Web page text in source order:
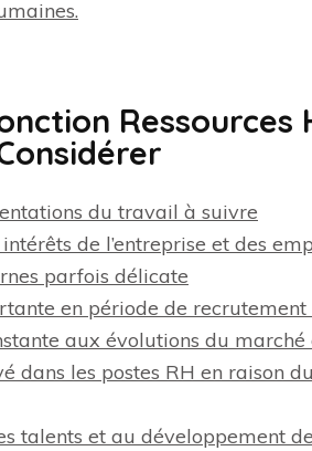
Ressources
du travail à suivre
de l’entreprise et des
parfois délicate
en période de recrutement
aux évolutions du marché
dans les postes RH en raison
talents et au développement